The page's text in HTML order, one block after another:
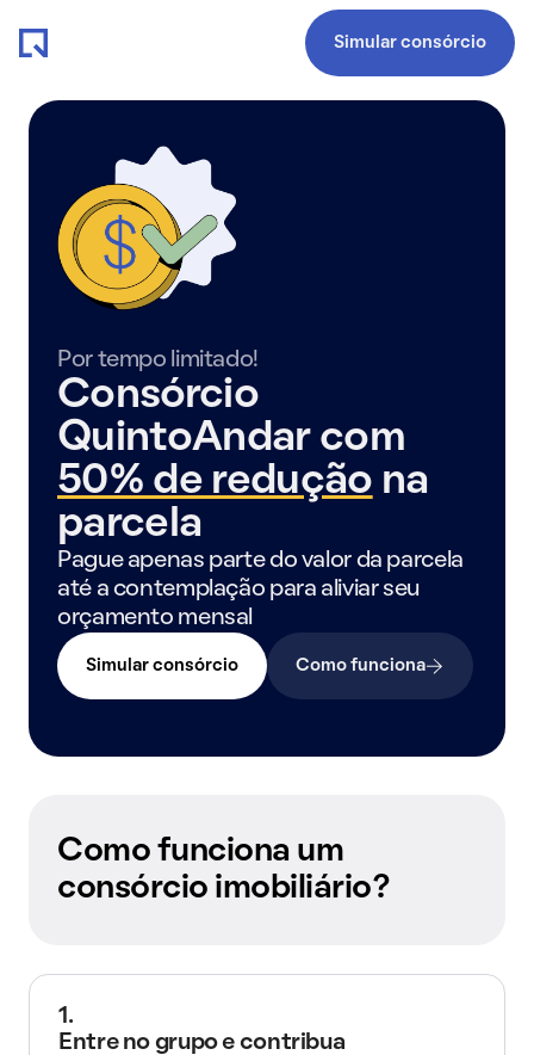
Simular consórcio
Por tempo limitado!
Consórcio
QuintoAndar com
50% de redução na
parcela
Pague apenas parte do valor da parcela
até a contemplação para aliviar seu
orçamento mensal
Simular consórcio Como funciona
Como funciona um
consórcio imobiliário?
1.
Entre no grupo e contribua